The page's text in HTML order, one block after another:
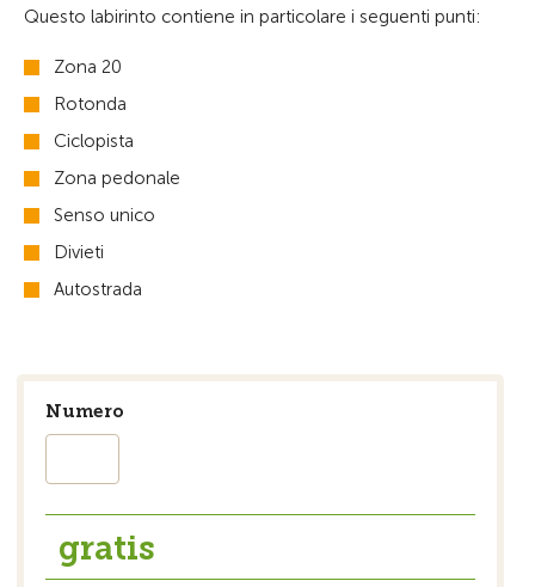
Questo labirinto contiene in particolare i seguenti punti:
Zona 20
Rotonda
Ciclopista
Zona pedonale
Senso unico
Divieti
Autostrada
Numero
gratis